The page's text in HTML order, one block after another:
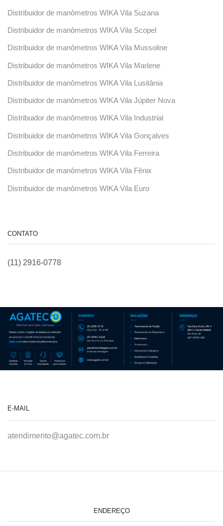
Distribuidor de manômetros WIKA Vila Suzana
Distribuidor de manômetros WIKA Vila Scopel
Distribuidor de manômetros WIKA Vila Mussoline
Distribuidor de manômetros WIKA Vila Marlene
Distribuidor de manômetros WIKA Vila Lusitânia
Distribuidor de manômetros WIKA Vila Júpiter Nova
Distribuidor de manômetros WIKA Vila Industrial
Distribuidor de manômetros WIKA Vila Gonçalves
Distribuidor de manômetros WIKA Vila Ferreira
Distribuidor de manômetros WIKA Vila Fênix
Distribuidor de manômetros WIKA Vila Euro
CONTATO
(11) 2916-0778
E-MAIL
atendimento@agatec.com.br
ENDEREÇO